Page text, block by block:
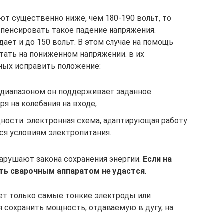
существенно ниже, чем 180-190 вольт, то
такое падение напряжения.
и до 150 вольт. В этом случае на помощь
на пониженном напряжении. в их
исправить положение:
он поддерживает заданное
на колебания на входе;
электронная схема, адаптирующая работу
условиям электропитания.
закона сохранения энергии. Если на
сварочным аппаратом не удастся.
только самые тонкие электроды или
сохранить мощность, отдаваемую в дугу, на